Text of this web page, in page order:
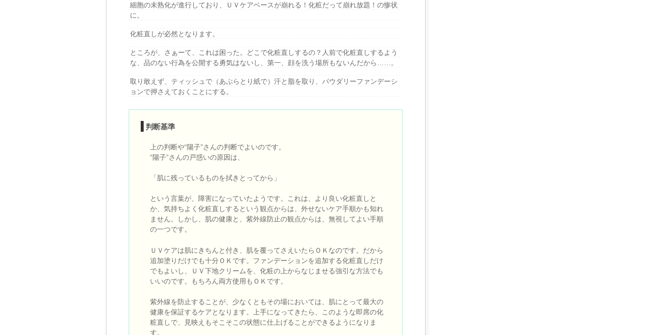
細胞の未熟化が進行しており、ＵＶケアベースが崩れる！化粧だって崩れ放題！の惨状
に。
化粧直しが必然となります。
ところが、さぁーて、これは困った。どこで化粧直しするの？人前で化粧直しするよう
な、品のない行為を公開する勇気はないし、第一、顔を洗う場所もないんだから……。
取り敢えず、ティッシュで（あぶらとり紙で）汗と脂を取り、パウダリーファンデーシ
ョンで押さえておくことにする。
判断基準
上の判断や“陽子”さんの判断でよいのです。
“陽子”さんの戸惑いの原因は、
「肌に残っているものを拭きとってから」
という言葉が、障害になっていたようです。これは、より良い化粧直しと
か、気持ちよく化粧直しするという観点からは、外せないケア手順かも知れ
ません。しかし、肌の健康と、紫外線防止の観点からは、無視してよい手順
の一つです。
ＵＶケアは肌にきちんと付き、肌を覆ってさえいたらＯＫなのです。だから
追加塗りだけでも十分ＯＫです。ファンデーションを追加する化粧直しだけ
でもよいし、ＵＶ下地クリームを、化粧の上からなじませる強引な方法でも
いいのです。もちろん両方使用もＯＫです。
紫外線を防止することが、少なくともその場においては、肌にとって最大の
健康を保証するケアとなります。上手になってきたら、このような即席の化
粧直しで、見映えもそこそこの状態に仕上げることができるようになりま
す。